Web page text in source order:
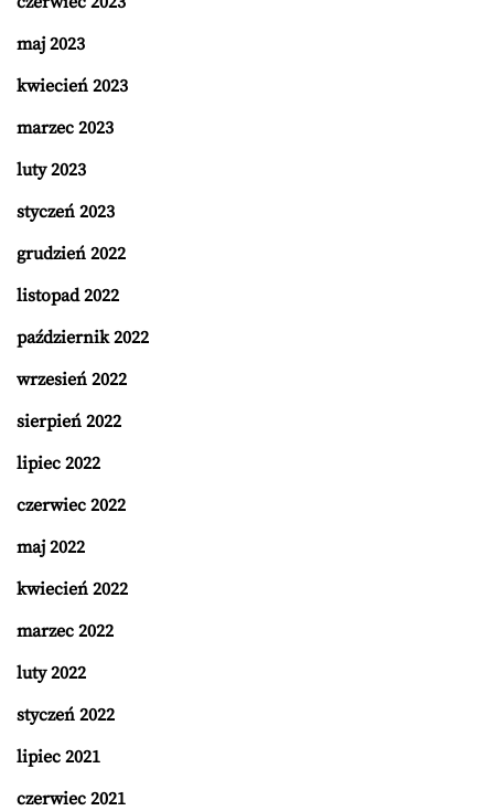
maj 2023
kwiecień 2023
marzec 2023
luty 2023
styczeń 2023
grudzień 2022
listopad 2022
październik 2022
wrzesień 2022
sierpień 2022
lipiec 2022
czerwiec 2022
maj 2022
kwiecień 2022
marzec 2022
luty 2022
styczeń 2022
lipiec 2021
czerwiec 2021